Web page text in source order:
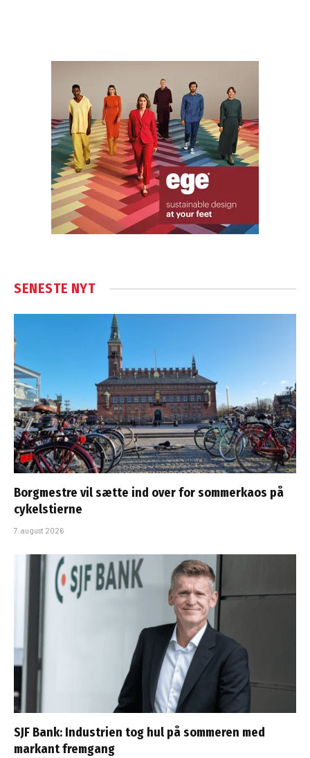
SENESTE NYT
Borgmestre vil sætte ind over for sommerkaos på
cykelstierne
7. august 2026
SJF Bank: Industrien tog hul på sommeren med
markant fremgang